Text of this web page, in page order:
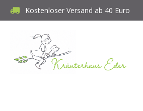
Hauptinhalt springen
Zur Suche springen
Zur Hauptnavigation springen
Kostenloser Versand ab 40 Euro